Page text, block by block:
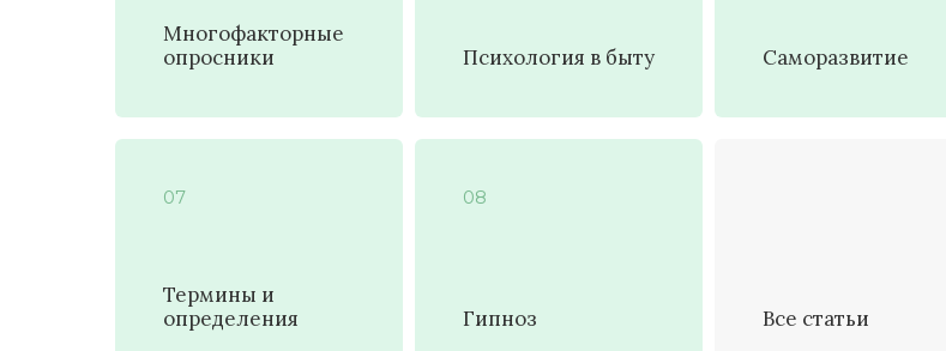
Многофакторные
опросники
Психология в быту Саморазвитие
07
Термины и
определения
08
Гипноз Все статьи